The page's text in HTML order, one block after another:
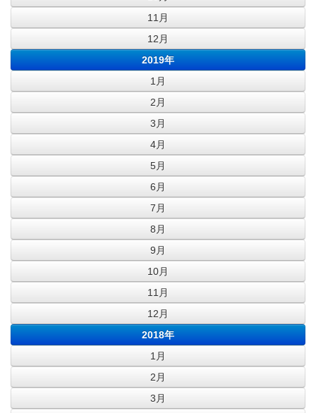
11月
12月
2019年
1月
2月
3月
4月
5月
6月
7月
8月
9月
10月
11月
12月
2018年
1月
2月
3月